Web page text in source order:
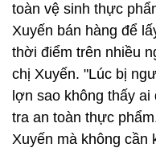
toàn vệ sinh thực
Xuyến bán hàng để
thời điểm trên nhiều
chị Xuyến. "Lúc bị
lợn sao không thấy
tra an toàn thực
Xuyến mà không cần